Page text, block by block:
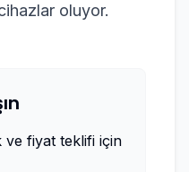
oluyor.
ve fiyat teklifi için